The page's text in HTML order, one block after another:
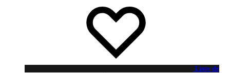
Liste de